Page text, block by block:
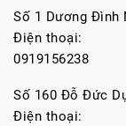
Số 1 Dương Đình
Điện thoại:
0919156238
Số 160 Đỗ Đức
Điện thoại: